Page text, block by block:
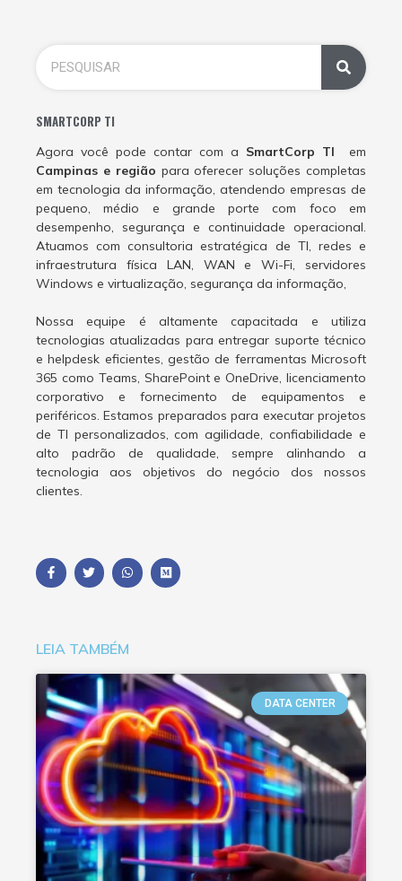
SMARTCORP TI
Agora você pode contar com a SmartCorp TI em
Campinas e região para oferecer soluções completas
em tecnologia da informação, atendendo empresas de
pequeno, médio e grande porte com foco em
desempenho, segurança e continuidade operacional.
Atuamos com consultoria estratégica de TI, redes e
infraestrutura física LAN, WAN e Wi-Fi, servidores
Windows e virtualização, segurança da informação,
Nossa equipe é altamente capacitada e utiliza
tecnologias atualizadas para entregar suporte técnico
e helpdesk eficientes, gestão de ferramentas Microsoft
365 como Teams, SharePoint e OneDrive, licenciamento
corporativo e fornecimento de equipamentos e
periféricos. Estamos preparados para executar projetos
de TI personalizados, com agilidade, confiabilidade e
alto padrão de qualidade, sempre alinhando a
tecnologia aos objetivos do negócio dos nossos
clientes.
LEIA TAMBÉM
DATA CENTER